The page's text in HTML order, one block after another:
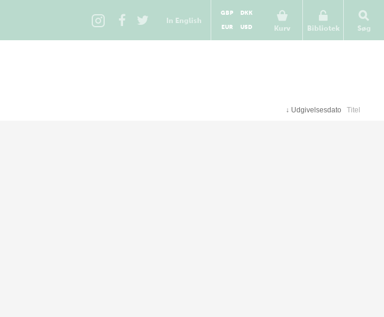
In English
Kurv
GBP
DKK
EUR
USD Bibliotek Søg
↓ Udgivelsesdato Titel